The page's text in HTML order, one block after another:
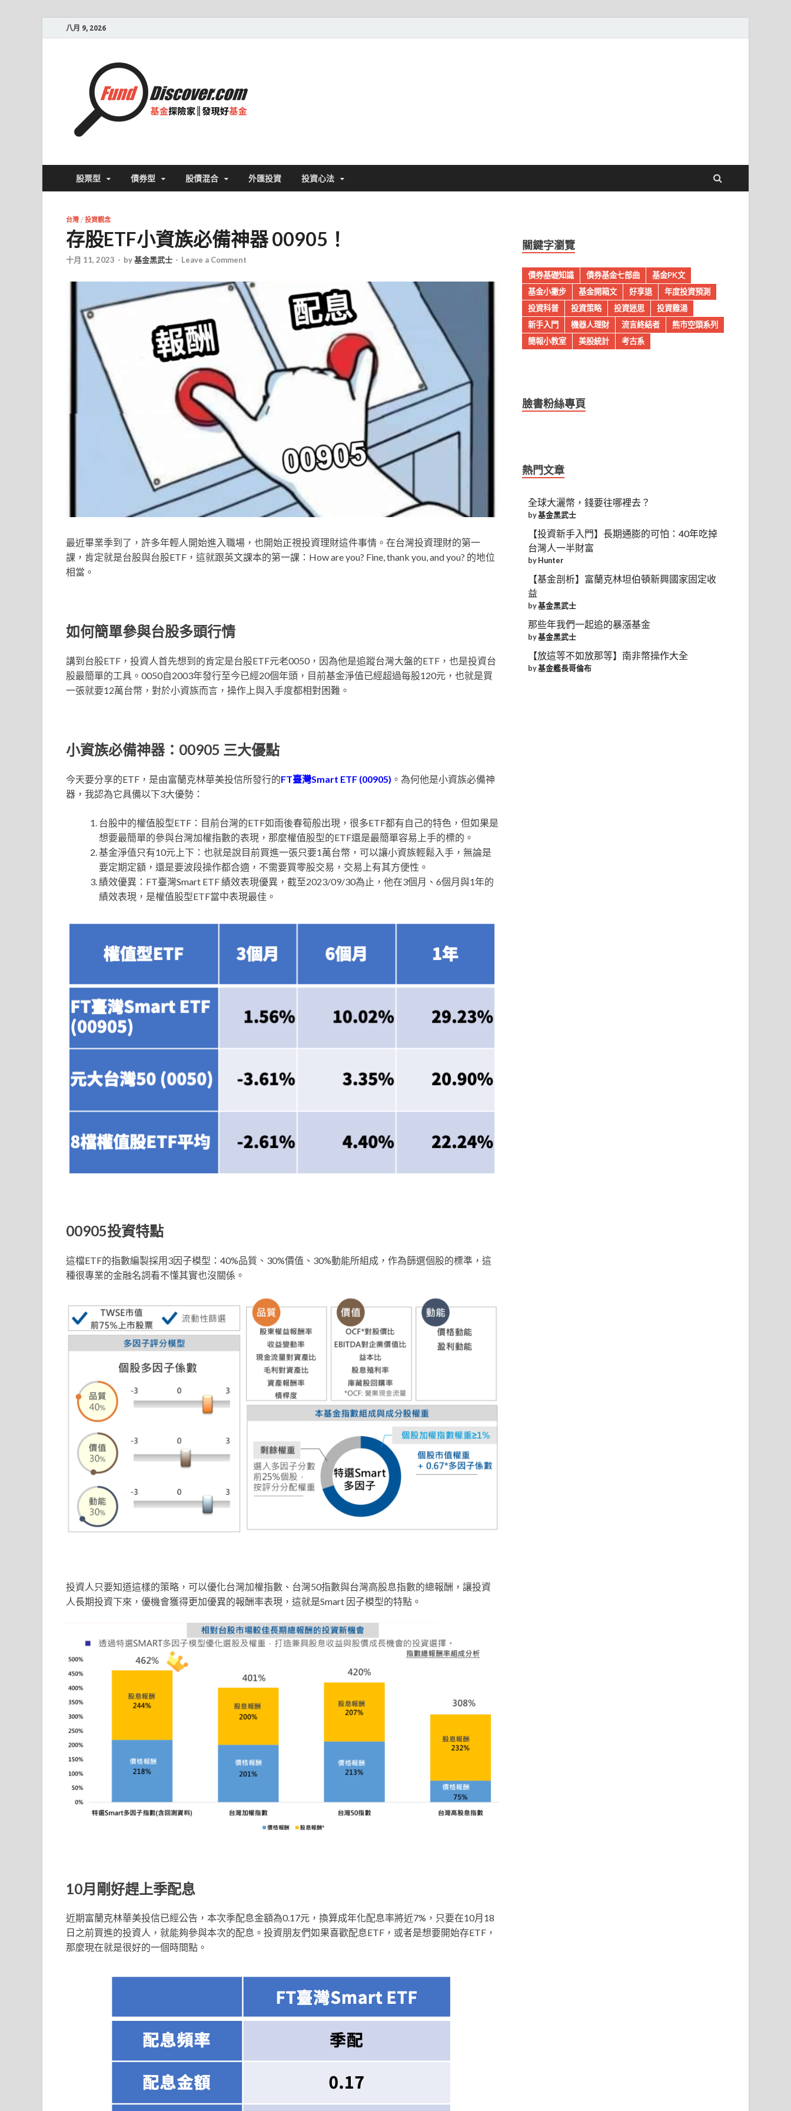
八月 9, 2026
股票型 債券型 股債混合 外匯投資 投資心法
台灣 / 投資觀念
存股ETF小資族必備神器 00905！
十月 11, 2023 - by基金黑武士 - Leave a Comment
最近畢業季到了，許多年輕人開始進入職場，也開始正視投資理財這件事情。在台灣投資理財的第一
課，肯定就是台股與台股ETF，這就跟英文課本的第一課：How are you? Fine, thank you, and you? 的地位
相當。
如何簡單參與台股多頭行情
講到台股ETF，投資人首先想到的肯定是台股ETF元老0050，因為他是追蹤台灣大盤的ETF，也是投資台
股最簡單的工具。0050自2003年發行至今已經20個年頭，目前基金淨值已經超過每股120元，也就是買
一張就要12萬台幣，對於小資族而言，操作上與入手度都相對困難。
小資族必備神器：00905 三大優點
今天要分享的ETF，是由富蘭克林華美投信所發行的FT臺灣Smart ETF (00905) 。為何他是小資族必備神
器，我認為它具備以下3大優勢：
台股中的權值股型ETF：目前台灣的ETF如雨後春筍般出現，很多ETF都有自己的特色，但如果是
想要最簡單的參與台灣加權指數的表現，那麼權值股型的ETF還是最簡單容易上手的標的。
基金淨值只有10元上下：也就是說目前買進一張只要1萬台幣，可以讓小資族輕鬆入手，無論是
要定期定額，還是要波段操作都合適，不需要買零股交易，交易上有其方便性。
績效優異：FT臺灣Smart ETF 績效表現優異，截至2023/09/30為止，他在3個月、6個月與1年的
績效表現，是權值股型ETF當中表現最佳。
00905投資特點
這檔ETF的指數編製採用3因子模型：40%品質、30%價值、30%動能所組成，作為篩選個股的標準，這
種很專業的金融名詞看不懂其實也沒關係。
投資人只要知道這樣的策略，可以優化台灣加權指數、台灣50指數與台灣高股息指數的總報酬，讓投資
人長期投資下來，優機會獲得更加優異的報酬率表現，這就是Smart 因子模型的特點。
10月剛好趕上季配息
近期富蘭克林華美投信已經公告，本次季配息金額為0.17元，換算成年化配息率將近7%，只要在10月18
日之前買進的投資人，就能夠參與本次的配息。投資朋友們如果喜歡配息ETF，或者是想要開始存ETF，
那麼現在就是很好的一個時間點。
關鍵字瀏覽
債券基礎知識 債券基金七部曲
基金PK文
基金小撇步
基金開箱文 好享退
年度投資預測
投資科普
投資策略 投資迷思
投資雞湯
新手入門
機器人理財 流言終結者
熊市空頭系列
簡報小教室
美股統計 考古系
臉書粉絲專頁
熱門文章
全球大灑幣，錢要往哪裡去？
by基金黑武士
【投資新手入門】長期通膨的可怕：40年吃掉
台灣人一半財富
byHunter
【基金剖析】富蘭克林坦伯頓新興國家固定收
益
by基金黑武士
那些年我們一起追的暴漲基金
by基金黑武士
【放這等不如放那等】南非幣操作大全
by基金艦長哥倫布